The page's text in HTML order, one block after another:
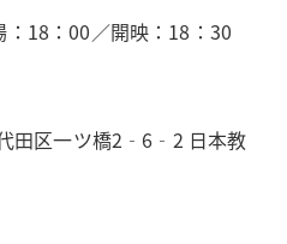
18：00／開映：18：30
田区一ツ橋2‐6‐2 日本教